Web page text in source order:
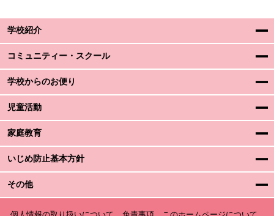
学校紹介
コミュニティー・スクール
学校からのお便り
児童活動
家庭教育
いじめ防止基本方針
その他